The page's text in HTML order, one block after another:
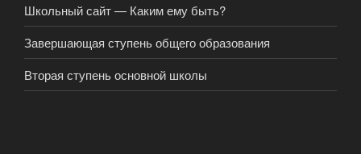
Школьный сайт — Каким ему быть?
Завершающая ступень общего образования
Вторая ступень основной школы